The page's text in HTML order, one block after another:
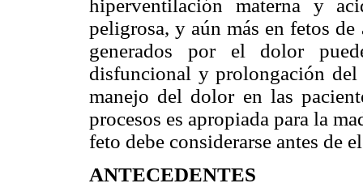
hiperventilación materna y
peligrosa, y aún más en fetos
generados por el dolor
disfuncional y prolongación
manejo del dolor en las
procesos es apropiada para la
feto debe considerarse antes de
ANTECEDENTES